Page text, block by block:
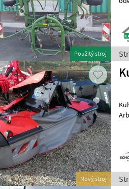
Použitý stroj
Nový stroj